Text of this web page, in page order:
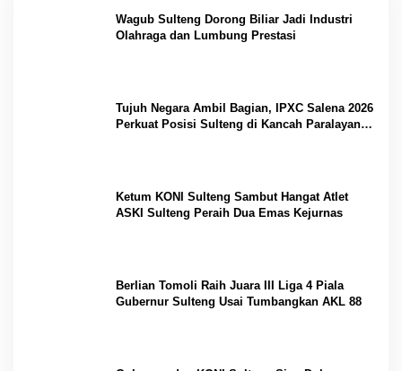
Wagub Sulteng Dorong Biliar Jadi Industri
Olahraga dan Lumbung Prestasi
Tujuh Negara Ambil Bagian, IPXC Salena 2026
Perkuat Posisi Sulteng di Kancah Paralayang
Ketum KONI Sulteng Sambut Hangat Atlet
ASKI Sulteng Peraih Dua Emas Kejurnas
Berlian Tomoli Raih Juara III Liga 4 Piala
Gubernur Sulteng Usai Tumbangkan AKL 88